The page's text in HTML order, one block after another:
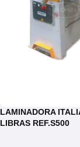
LAMINADORA
LIBRAS REF.S500